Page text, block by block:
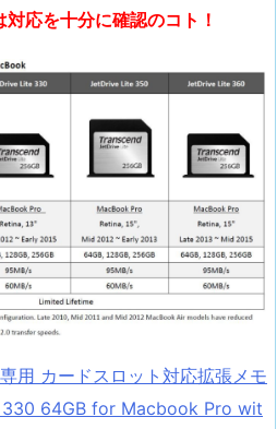
応を十分に確認のコト！
用 カードスロット対応拡張メモ
64GB for Macbook Pro wit